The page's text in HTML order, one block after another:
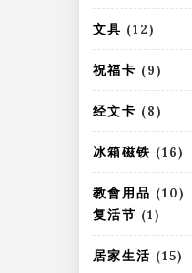
产
品
9
个
产
品
文具 121
2
个
产
品
祝福卡 99
个
产
品
经文卡 88
个
产
品
冰箱磁铁 161
6
个
教會用品 101
个
产
复活节 11
个
产
居家生活 151